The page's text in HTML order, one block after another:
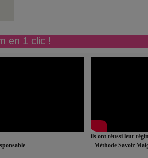
en 1 clic !
ils ont réussi leur
- Méthode Savoir